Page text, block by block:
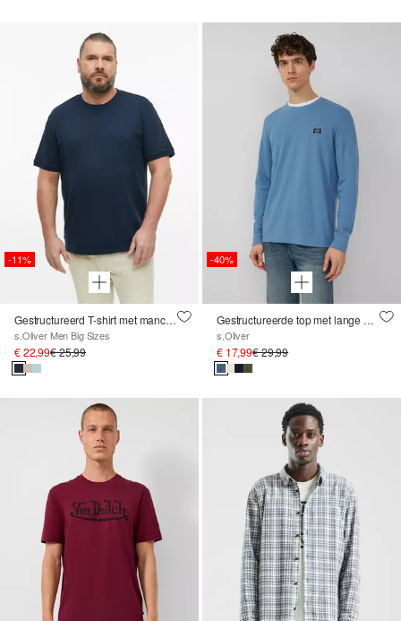
-11%
Gestructureerd T-shirt met manchetten
s.Oliver Men Big Sizes
€ 22,99€ 25,99
-40%
Gestructureerde top met lange mouwen en manchetten
s.Oliver
€ 17,99€ 29,99